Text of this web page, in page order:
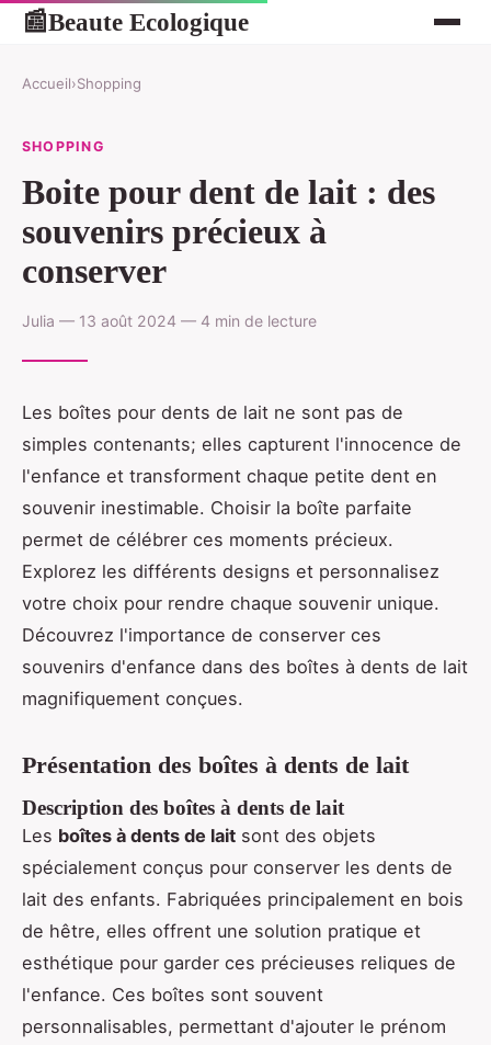
📰Beaute Ecologique
Accueil›Shopping
SHOPPING
Boite pour dent de lait : des
souvenirs précieux à
conserver
Julia — 13 août 2024 — 4 min de lecture
Les boîtes pour dents de lait ne sont pas de
simples contenants; elles capturent l'innocence de
l'enfance et transforment chaque petite dent en
souvenir inestimable. Choisir la boîte parfaite
permet de célébrer ces moments précieux.
Explorez les différents designs et personnalisez
votre choix pour rendre chaque souvenir unique.
Découvrez l'importance de conserver ces
souvenirs d'enfance dans des boîtes à dents de lait
magnifiquement conçues.
Présentation des boîtes à dents de lait
Description des boîtes à dents de lait
Les boîtes à dents de lait sont des objets
spécialement conçus pour conserver les dents de
lait des enfants. Fabriquées principalement en bois
de hêtre, elles offrent une solution pratique et
esthétique pour garder ces précieuses reliques de
l'enfance. Ces boîtes sont souvent
personnalisables, permettant d'ajouter le prénom